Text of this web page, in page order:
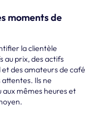
moments de
la clientèle
au prix, des actifs
et des amateurs de café
attentes. Ils ne
mêmes heures et